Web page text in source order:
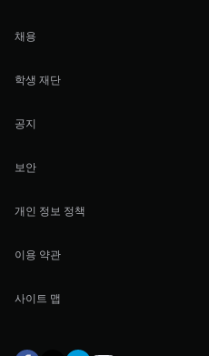
채용
학생 재단
공지
보안
개인 정보 정책
이용 약관
사이트 맵